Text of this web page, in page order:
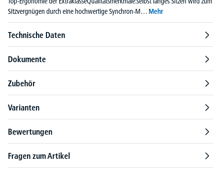
Sitzvergnügen durch eine hochwertige Synchron-M… Mehr
Technische Daten
Dokumente
Zubehör
Varianten
Bewertungen
Fragen zum Artikel